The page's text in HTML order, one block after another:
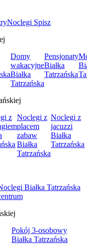
Noclegi Spisz
Domy
wakacyjne
Białka
Tatrzańska
Pensjonaty
Białka
Tatrzańska
z Noclegi z
placem
zabaw
Białka
Tatrzańska
Noclegi z
jacuzzi
Białka
Tatrzańska
Białka Tatrzańska
Pokój 3-osobowy
Białka Tatrzańska